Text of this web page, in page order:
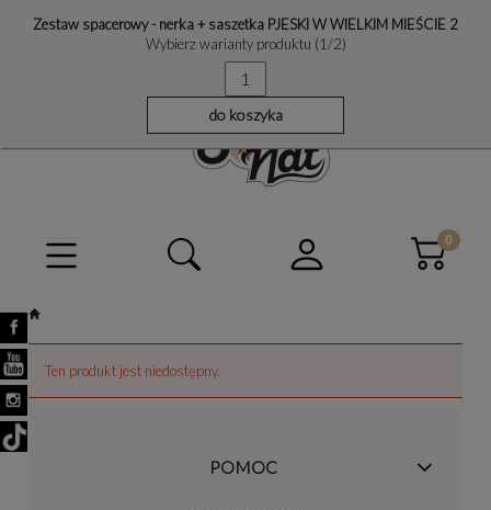
Ten produkt jest niedostępny.
Zestaw spacerowy - nerka + saszetka PJESKI W WIELKIM MIEŚCIE 2
Wybierz warianty produktu (1/2)
do koszyka
POMOC